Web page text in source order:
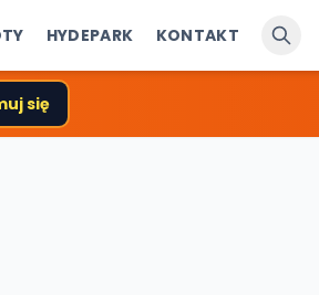
HYDEPARK KONTAKT
się